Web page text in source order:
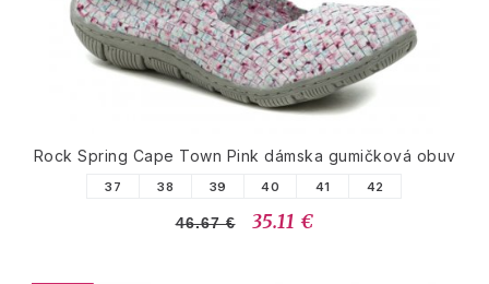
Rock Spring Cape Town Pink dámska gumičková obuv
37 38 39 40 41 42
46.67 € 35.11 €